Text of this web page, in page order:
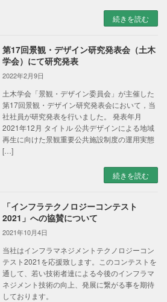
続きを読む
第17回景観・デザイン研究発表会（土木
学会）にて研究発表
2022年2月9日
土木学会「景観・デザイン委員会」が主催した
第17回景観・デザイン研究発表会において，当
社社員が研究発表を行いました。 発表年月
2021年12月 タイトル 公共デザインによる地域
再生に向けた景観重要公共施設制度の運用実態
[…]
続きを読む
「インフラテクノロジーコンテスト
2021」への協賛について
2021年10月4日
当社はインフラマネジメントテクノロジーコン
テスト2021を応援致します。このコンテストを
通して、若い技術者達による今後のインフラマ
ネジメント技術の向上、発展に繋がる事を期待
しております。